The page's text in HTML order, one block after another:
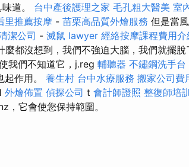
道。 台中產後護理之家 毛孔粗大醫美 室
里推薦按摩 - 苗栗高品質外燴服務 但是當
潔公司 - 滅鼠 lawyer 經絡按摩課程費用介
都沒想到，我們不強迫大腦，我們就擺脫
我們不知道它，j.reg 輔聽器 不鏽鋼洗手台
作用。 養生村 台中水療服務 搬家公司費
外燴佈置 偵探公司 t 會計師證照 整復師培
，它會使您保持範圍。